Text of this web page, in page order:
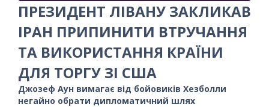
ПРЕЗИДЕНТ ЛІВАНУ ЗАКЛИКАВ
ІРАН ПРИПИНИТИ ВТРУЧАННЯ
ТА ВИКОРИСТАННЯ КРАЇНИ
ДЛЯ ТОРГУ ЗІ США
Джозеф Аун вимагає від бойовиків Хезболли
негайно обрати дипломатичний шлях